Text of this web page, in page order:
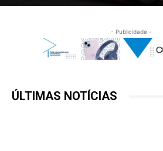
- Publicidade -
ÚLTIMAS NOTÍCIAS